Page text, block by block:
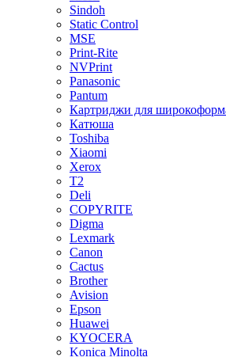
Sindoh
Static Control
MSE
Print-Rite
NVPrint
Panasonic
Pantum
Картриджи для
Катюша
Toshiba
Xiaomi
Xerox
T2
Deli
COPYRITE
Digma
Lexmark
Canon
Cactus
Brother
Avision
Epson
Huawei
KYOCERA
Konica Minolta